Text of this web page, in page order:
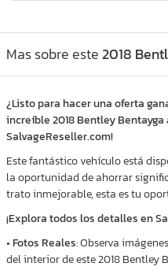
Mas sobre este2018
¿Listo para hacer una oferta
increíble 2018 Bentley
SalvageReseller.com!
Este fantástico vehículo está
la oportunidad de ahorrar
trato inmejorable, esta es tu
¡Explora todos los detalles en
•Fotos Reales: Observa
del interior de este 2018 Bentley